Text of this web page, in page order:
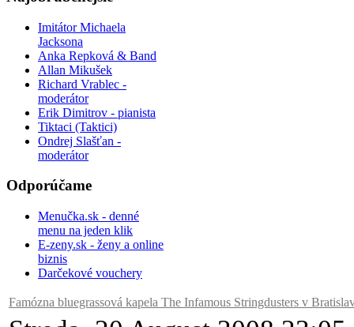
Imitátor Michaela
Jacksona
Anka Repková & Band
Allan Mikušek
Richard Vrablec -
moderátor
Erik Dimitrov - pianista
Tiktaci (Taktici)
Ondrej Slašťan -
moderátor
Odporúčame
Menučka.sk - denné
menu na jeden klik
E-zeny.sk - ženy a online
biznis
Darčekové vouchery
Famózna bluegrassová kapela The Infamous Stringdusters v